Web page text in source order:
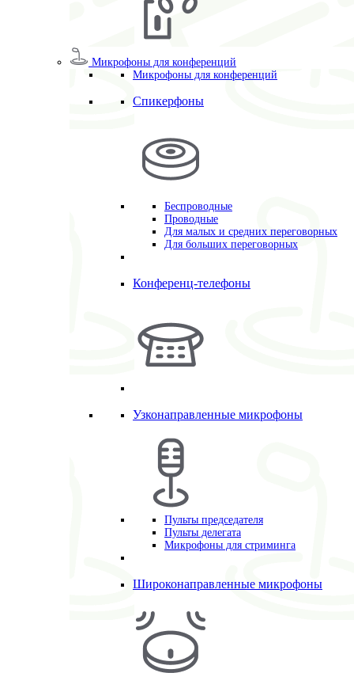
Микрофоны для конференций
Микрофоны для конференций
Спикерфоны
Беспроводные
Проводные
Для малых и средних переговорных
Для больших переговорных
Конференц-телефоны
Узконаправленные микрофоны
Пульты председателя
Пульты делегата
Микрофоны для стриминга
Широконаправленные микрофоны